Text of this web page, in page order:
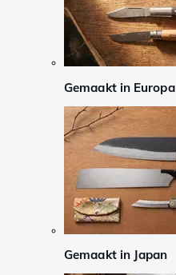
Gemaakt in Europa
Gemaakt in Japan